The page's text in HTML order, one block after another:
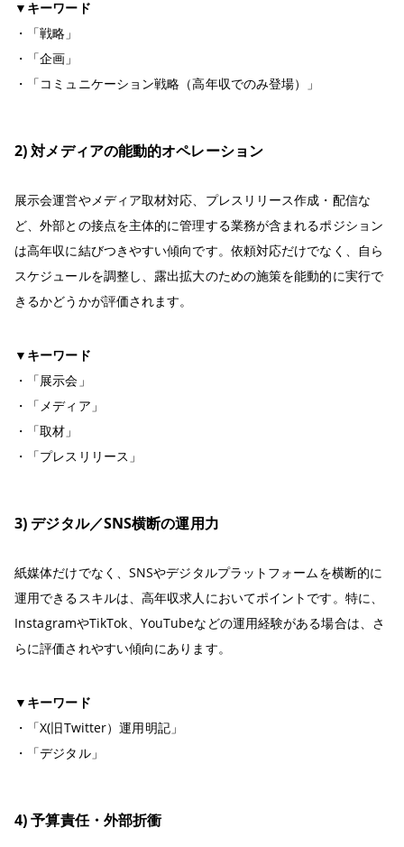
▼キーワード
・「戦略」
・「企画」
・「コミュニケーション戦略（高年収でのみ登場）」
2) 対メディアの能動的オペレーション
展示会運営やメディア取材対応、プレスリリース作成・配信な
ど、外部との接点を主体的に管理する業務が含まれるポジション
は高年収に結びつきやすい傾向です。依頼対応だけでなく、自ら
スケジュールを調整し、露出拡大のための施策を能動的に実行で
きるかどうかが評価されます。
▼キーワード
・「展示会」
・「メディア」
・「取材」
・「プレスリリース」
3) デジタル／SNS横断の運用力
紙媒体だけでなく、SNSやデジタルプラットフォームを横断的に
運用できるスキルは、高年収求人においてポイントです。特に、
InstagramやTikTok、YouTubeなどの運用経験がある場合は、さ
らに評価されやすい傾向にあります。
▼キーワード
・「X(旧Twitter）運用明記」
・「デジタル」
4) 予算責任・外部折衝